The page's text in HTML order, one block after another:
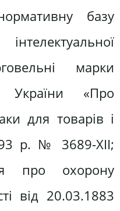
базу
марки
України «Про
для товарів і
р. № 3689-ХІІ;
про охорону
від 20.03.1883